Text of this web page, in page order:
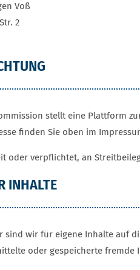
Voß
2
stellt eine Plattform
finden Sie oben im
oder verpflichtet, an
INHALTE
sind wir für eigene Inhalte auf
oder gespeicherte fremde